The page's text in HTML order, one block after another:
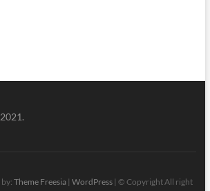
Theme Freesia| WordPress| © Copyright All right